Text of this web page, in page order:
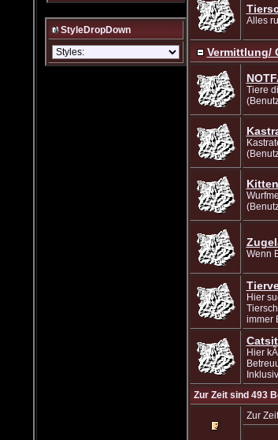
StyleDropDown
Alles
Vermittlung/
Tiere
Wenn
Hier
immer
Hier
Zur Zeit sind 493
Zur